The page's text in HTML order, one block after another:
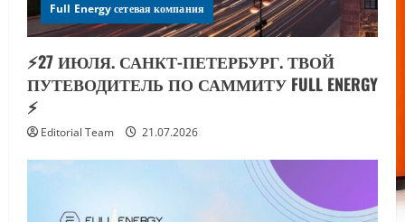
Full Energy сетевая компания
⚡️27 ИЮЛЯ. САНКТ-ПЕТЕРБУРГ. ТВОЙ
ПУТЕВОДИТЕЛЬ ПО САММИТУ FULL ENERGY
⚡️
Editorial Team 21.07.2026